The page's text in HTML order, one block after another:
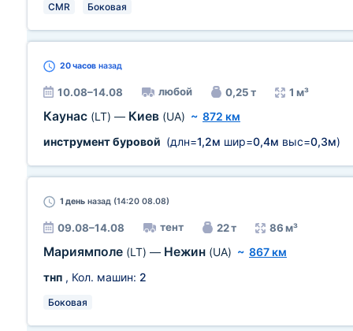
CMR Боковая
20 часов назад
10.08–14.08 любой 0,25 т 1 м³
Каунас (LT) — Киев (UA) ~ 872 км
инструмент буровой (длн=1,2м шир=0,4м выс=0,3м)
1 день назад (14:20 08.08)
09.08–14.08 тент 22 т 86 м³
Мариямполе (LT) — Нежин (UA) ~ 867 км
тнп , Кол. машин: 2
Боковая